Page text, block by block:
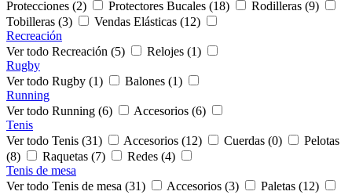
Protecciones (2)
Protectores Bucales (18)
Rodilleras (9)
Tobilleras (3)
Vendas Elásticas (12)
Recreación
Ver todo Recreación (5)
Relojes (1)
Rugby
Ver todo Rugby (1)
Balones (1)
Running
Ver todo Running (6)
Accesorios (6)
Tenis
Ver todo Tenis (31)
Accesorios (12) Cuerdas (0)
Pelotas
(8)
Raquetas (7)
Redes (4)
Tenis de mesa
Ver todo Tenis de mesa (31)
Accesorios (3)
Paletas (12)